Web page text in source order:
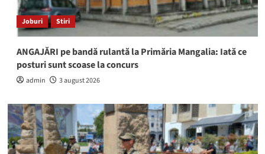
Joburi Stiri
ANGAJĂRI pe bandă rulantă la Primăria Mangalia: Iată ce
posturi sunt scoase la concurs
admin 3 august 2026